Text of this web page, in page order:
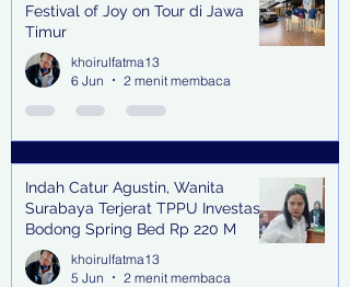
Festival of Joy on Tour di Jawa
Timur
khoirulfatma13
6 Jun
2 menit membaca
Indah Catur Agustin, Wanita
Surabaya Terjerat TPPU Investasi
Bodong Spring Bed Rp 220 M
khoirulfatma13
5 Jun
2 menit membaca